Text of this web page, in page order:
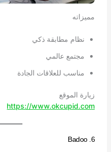
مميزاته
نظام مطابقة ذكي
مجتمع عالمي
مناسب للعلاقات الجادة
زيارة الموقع
https://www.okcupid.com
6. Badoo